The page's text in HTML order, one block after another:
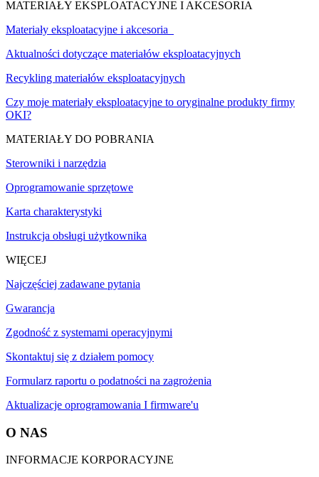
MATERIAŁY EKSPLOATACYJNE I AKCESORIA
Materiały eksploatacyjne i akcesoria
Aktualności dotyczące materiałów eksploatacyjnych
Recykling materiałów eksploatacyjnych
Czy moje materiały eksploatacyjne to oryginalne produkty firmy
OKI?
MATERIAŁY DO POBRANIA
Sterowniki i narzędzia
Oprogramowanie sprzętowe
Karta charakterystyki
Instrukcja obsługi użytkownika
WIĘCEJ
Najczęściej zadawane pytania
Gwarancja
Zgodność z systemami operacyjnymi
Skontaktuj się z działem pomocy
Formularz raportu o podatności na zagrożenia
Aktualizacje oprogramowania I firmware'u
O NAS
INFORMACJE KORPORACYJNE